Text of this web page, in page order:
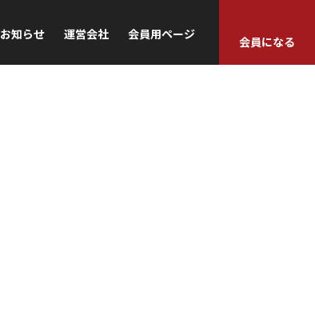
お知らせ 運営会社 会員用ページ
会員になる